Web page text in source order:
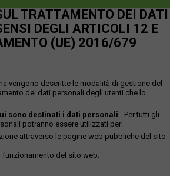
TRATTAMENTO DEI DATI
DEGLI ARTICOLI 12 E
(UE) 2016/679
vengono descritte le modalità di gestione del
dei dati personali degli utenti che lo
sono destinati i dati personali - Per tutti gli
potranno essere utilizzati per:
attraverso le pagine web pubbliche del sito
del sito web.